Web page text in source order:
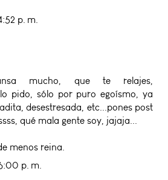
p. m.
mucho, que te relajes,
pido, sólo por puro egoísmo, ya
desestresada, etc...pones post
qué mala gente soy, jajaja...
menos reina.
p. m.